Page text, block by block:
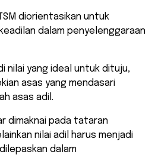
diorientasikan untuk
dalam penyelenggaraan
nilai yang ideal untuk dituju,
asas yang mendasari
asas adil.
dimaknai pada tataran
nilai adil harus menjadi
dalam